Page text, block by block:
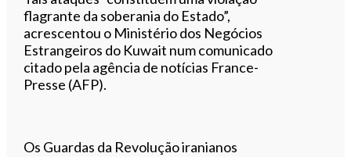
flagrante da soberania do Estado”,
acrescentou o Ministério dos Negócios
Estrangeiros do Kuwait num comunicado
citado pela agência de notícias France-
Presse (AFP).
Os Guardas da Revolução iranianos